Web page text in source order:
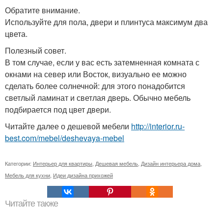
Обратите внимание.
Используйте для пола, двери и плинтуса максимум два
цвета.
Полезный совет.
В том случае, если у вас есть затемненная комната с
окнами на север или Восток, визуально ее можно
сделать более солнечной: для этого понадобится
светлый ламинат и светлая дверь. Обычно мебель
подбирается под цвет двери.
Читайте далее о дешевой мебели http://interior.ru-
best.com/mebel/deshevaya-mebel
Категории: Интерьер для квартиры Дешевая мебель Дизайн интерьера дома
Мебель для кухни Идеи дизайна прихожей
Читайте также